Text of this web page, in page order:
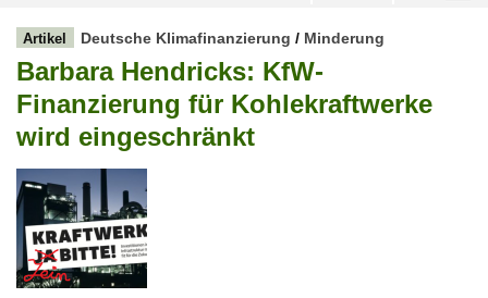
Artikel Deutsche Klimafinanzierung / Minderung
Barbara Hendricks: KfW-
Finanzierung für Kohlekraftwerke
wird eingeschränkt